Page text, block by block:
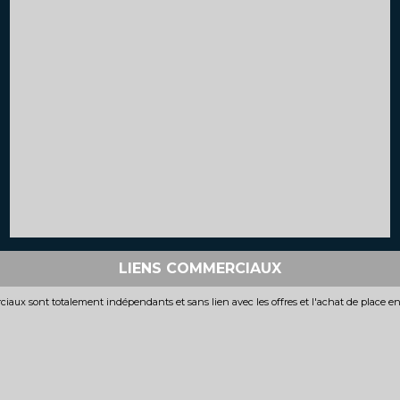
LIENS COMMERCIAUX
sont totalement indépendants et sans lien avec les offres et l'achat de place